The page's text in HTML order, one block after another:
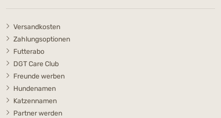
Versandkosten
Zahlungsoptionen
Futterabo
DGT Care Club
Freunde werben
Hundenamen
Katzennamen
Partner werden